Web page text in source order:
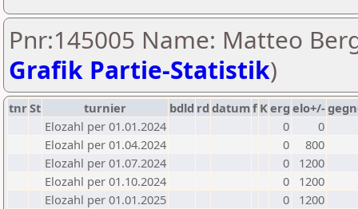
Pnr:145005 Name: Matteo
Grafik Partie-Statistik)
tnrSt turnier bdld rd datumf Kerg elo+/-
Elozahl per 01.01.2024
0
0
Elozahl per 01.04.2024
0
800
Elozahl per 01.07.2024
0
1200
Elozahl per 01.10.2024
0
1200
Elozahl per 01.01.2025
0
1200